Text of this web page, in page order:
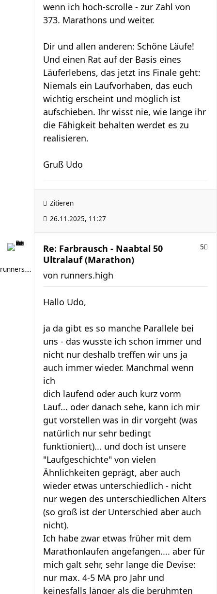
wenn ich hoch-scrolle - zur Zahl von
373. Marathons und weiter.
Dir und allen anderen: Schöne Läufe!
Und einen Rat auf der Basis eines
Läuferlebens, das jetzt ins Finale geht:
Niemals ein Laufvorhaben, das euch
wichtig erscheint und möglich ist
aufschieben. Ihr wisst nie, wie lange ihr
die Fähigkeit behalten werdet es zu
realisieren.
Gruß Udo
Zitieren
26.11.2025, 11:27
runners.high
Re: Farbrausch - Naabtal 50
Ultralauf (Marathon)
5
von runners.high
Hallo Udo,
ja da gibt es so manche Parallele bei
uns - das wusste ich schon immer und
nicht nur deshalb treffen wir uns ja
auch immer wieder. Manchmal wenn
ich
dich laufend oder auch kurz vorm
Lauf... oder danach sehe, kann ich mir
gut vorstellen was in dir vorgeht (was
natürlich nur sehr bedingt
funktioniert)... und doch ist unsere
"Laufgeschichte" von vielen
Ähnlichkeiten geprägt, aber auch
wieder etwas unterschiedlich - nicht
nur wegen des unterschiedlichen Alters
(so groß ist der Unterschied aber auch
nicht).
Ich habe zwar etwas früher mit dem
Marathonlaufen angefangen.... aber für
mich galt sehr, sehr lange die Devise:
nur max. 4-5 MA pro Jahr und
keinesfalls länger als die berühmten